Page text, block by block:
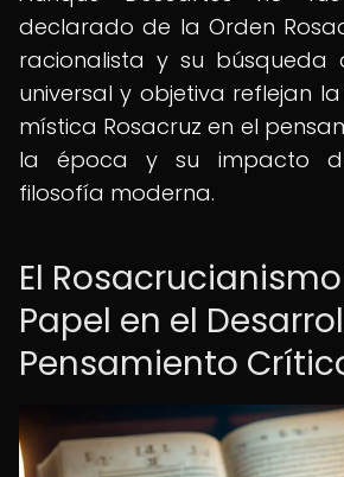
declarado de la Orden
racionalista y su búsqueda
universal y objetiva reflejan
mística Rosacruz en el
la época y su impacto
filosofía moderna.
El
Papel en el
Pensamiento